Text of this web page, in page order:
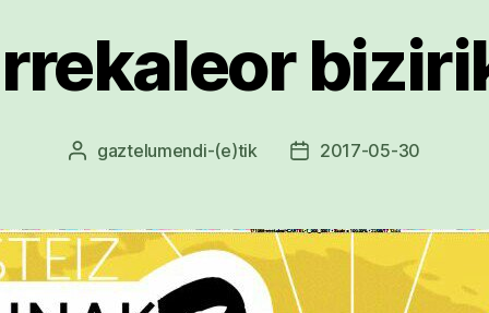
Argitalpenaren
gaztelumendi-(e)tik
Argitalpenaren
2017-05-30